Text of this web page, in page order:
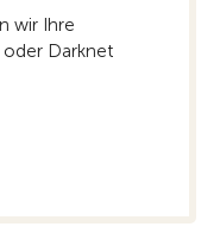
wir Ihre
Darknet